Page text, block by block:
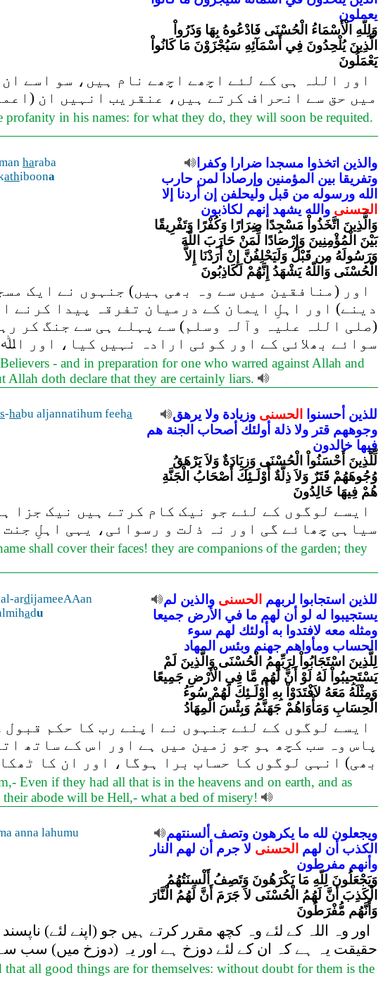
يعملون
وَلِلّهِ الْأَسْمَاءُ الْحُسْنَى فَادْعُوهُ بِهَا وَذَرُواْ
الَّذِينَ يُلْحِدُونَ فِي أَسْمَآئِهِ سَيُجْزَوْنَ مَا كَانُواْ
يَعْمَلُونَ
اور اللہ ہی کے لئے اچھے اچھے نام ہیں، سو اسے
میں حق سے انحراف کرتے ہیں، عنقریب انہیں ان
in his names: for what they do, they will soon be requited.
haraba
athiboona
والذين اتخذوا مسجدا ضرارا
وكفرا
وتفريقا بين المؤمنين وإرصادا لمن حارب
الله ورسوله من قبل وليحلفن إن أردنا إلا
الحسنى والله يشهد إنهم لكاذبون
وَالَّذِينَ اتَّخَذُواْ مَسْجِدًا ضِرَارًا وَكُفْرًا وَتَفْرِيقًا
بَيْنَ الْمُؤْمِنِينَ وَإِرْصَادًا لِّمَنْ حَارَبَ اللّهَ
وَرَسُولَهُ مِن قَبْلُ وَلَيَحْلِفُنَّ إِنْ أَرَدْنَا إِلاَّ
الْحُسْنَى وَاللّهُ يَشْهَدُ إِنَّهُمْ لَكَاذِبُونَ
اور (منافقین میں سے وہ بھی ہیں) جنہوں نے ایک
دینے) اور اہلِ ایمان کے درمیان تفرقہ پیدا کرنے
(صلی اللہ علیہ وآلہ وسلم) سے پہلے ہی سے جنگ کر
سوائے بھلائی کے اور کوئی ارادہ نہیں کیا، اور
- and in preparation for one who warred against Allah and
doth declare that they are certainly liars.
s-habu aljannatihum feeha
للذين أحسنوا الحسنى وزيادة ولا يرهق
وجوههم قتر ولا ذلة أولئك أصحاب الجنة هم
فيها خالدون
لِّلَّذِينَ أَحْسَنُواْ الْحُسْنَى وَزِيَادَةٌ وَلاَ يَرْهَقُ
وُجُوهَهُمْ قَتَرٌ وَلاَ ذِلَّةٌ أُوْلَـئِكَ أَصْحَابُ الْجَنَّةِ
هُمْ فِيهَا خَالِدُونَ
ایسے لوگوں کے لئے جو نیک کام کرتے ہیں نیک جزا
سیاہی چھائے گی اور نہ ذلت و رسوائی، یہی اہلِ
shall cover their faces! they are companions of the garden; they
ardijameeAAan
adu
للذين استجابوا لربهم الحسنى والذين لم
يستجيبوا له لو أن لهم ما في الأرض جميعا
ومثله معه لافتدوا به أولئك لهم سوء
الحساب ومأواهم جهنم وبئس المهاد
لِلَّذِينَ اسْتَجَابُواْ لِرَبِّهِمُ الْحُسْنَى وَالَّذِينَ لَمْ
يَسْتَجِيبُواْ لَهُ لَوْ أَنَّ لَهُم مَّا فِي الْأَرْضِ جَمِيعًا
وَمِثْلَهُ مَعَهُ لاَفْتَدَوْاْ بِهِ أُوْلَـئِكَ لَهُمْ سُوءُ
الْحِسَابِ وَمَأْوَاهُمْ جَهَنَّمُ وَبِئْسَ الْمِهَادُ
ایسے لوگوں کے لئے جنہوں نے اپنے رب کا حکم
پاس وہ سب کچھ ہو جو زمین میں ہے اور اس کے ساتھ
بھی) انہی لوگوں کا حساب برا ہوگا، اور ان کا
Even if they had all that is in the heavens and on earth, and as
abode will be Hell,- what a bed of misery!
anna lahumu
ويجعلون لله ما يكرهون وتصف ألسنتهم
الكذب أن لهم الحسنى لا جرم أن لهم
النار
وأنهم مفرطون
وَيَجْعَلُونَ لِلّهِ مَا يَكْرَهُونَ وَتَصِفُ أَلْسِنَتُهُمُ
الْكَذِبَ أَنَّ لَهُمُ الْحُسْنَى لاَ جَرَمَ أَنَّ لَهُمُ الْنَّارَ
وَأَنَّهُم مُّفْرَطُونَ
اور وہ اللہ کے لئے وہ کچھ مقرر کرتے ہیں جو (اپنے لئے)
حقیقت یہ ہے کہ ان کے لئے دوزخ ہے اور یہ (دوزخ میں) سب سے
all good things are for themselves: without doubt for them is the